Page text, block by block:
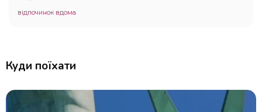
відпочинок вдома
Куди поїхати